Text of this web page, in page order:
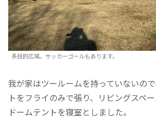
多目的広場。サッカーゴールもあります。
我が家はツールームを持っていないの
トをフライのみで張り、リビングスペ
ドームテントを寝室としました。